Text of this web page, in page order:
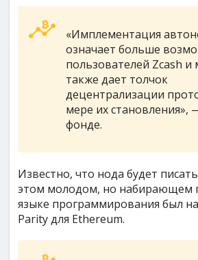
«Имплементация
означает больше
пользователей Zcash и
также дает толчок
децентрализации
мере их становления»,
фонде.
Известно, что нода будет
этом молодом, но набирающем
языке программирования был
Parity для Ethereum.